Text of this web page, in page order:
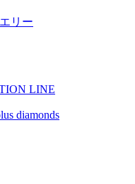
リー
LINE
diamonds